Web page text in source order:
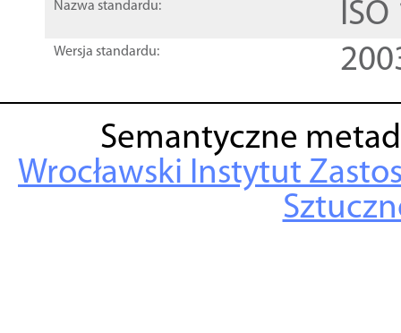
Nazwa standardu:
Wersja standardu:
Semantyczne
Wrocławski Instytut